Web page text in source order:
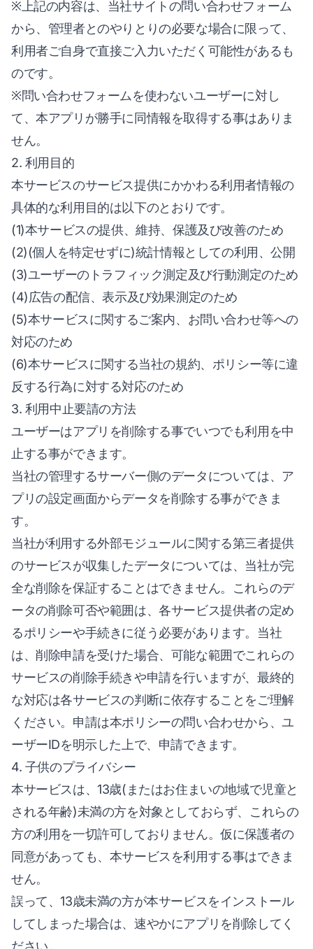
※上記の内容は、当社サイトの問い合わせフォーム
から、管理者とのやりとりの必要な場合に限って、
利用者ご自身で直接ご入力いただく可能性があるも
のです。
※問い合わせフォームを使わないユーザーに対し
て、本アプリが勝手に同情報を取得する事はありま
せん。
2. 利用目的
本サービスのサービス提供にかかわる利用者情報の
具体的な利用目的は以下のとおりです。
(1)本サービスの提供、維持、保護及び改善のため
(2)(個人を特定せずに)統計情報としての利用、公開
(3)ユーザーのトラフィック測定及び行動測定のため
(4)広告の配信、表示及び効果測定のため
(5)本サービスに関するご案内、お問い合わせ等への
対応のため
(6)本サービスに関する当社の規約、ポリシー等に違
反する行為に対する対応のため
3. 利用中止要請の方法
ユーザーはアプリを削除する事でいつでも利用を中
止する事ができます。
当社の管理するサーバー側のデータについては、ア
プリの設定画面からデータを削除する事ができま
す。
当社が利用する外部モジュールに関する第三者提供
のサービスが収集したデータについては、当社が完
全な削除を保証することはできません。これらのデ
ータの削除可否や範囲は、各サービス提供者の定め
るポリシーや手続きに従う必要があります。当社
は、削除申請を受けた場合、可能な範囲でこれらの
サービスの削除手続きや申請を行いますが、最終的
な対応は各サービスの判断に依存することをご理解
ください。申請は本ポリシーの問い合わせから、ユ
ーザーIDを明示した上で、申請できます。
4. 子供のプライバシー
本サービスは、13歳(またはお住まいの地域で児童と
される年齢)未満の方を対象としておらず、これらの
方の利用を一切許可しておりません。仮に保護者の
同意があっても、本サービスを利用する事はできま
せん。
誤って、13歳未満の方が本サービスをインストール
してしまった場合は、速やかにアプリを削除してく
ださい。